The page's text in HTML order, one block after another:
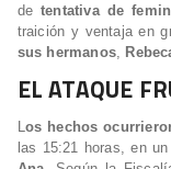
de tentativa de
traición y ventaja en
sus hermanos,
EL ATAQUE
Los hechos
las 15:21 horas, en